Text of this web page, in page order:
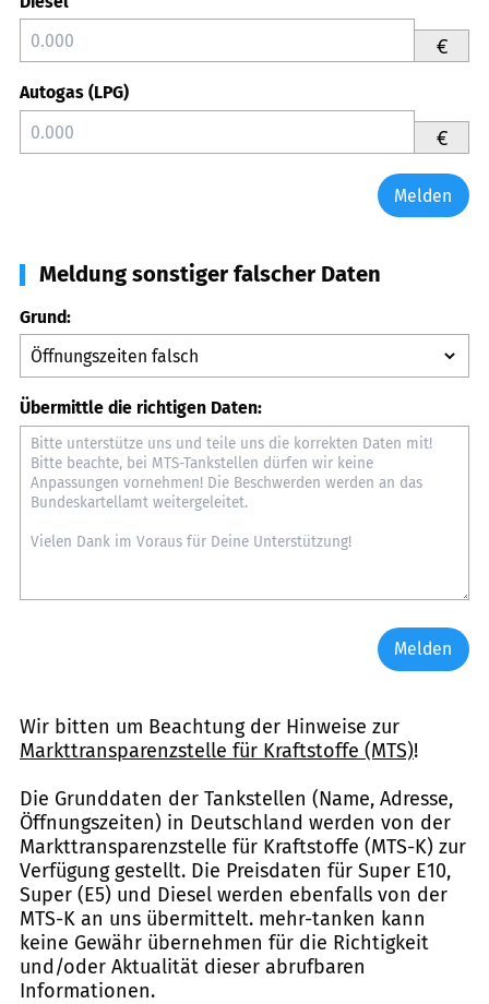
€
Autogas (LPG)
€
Melden
Meldung sonstiger falscher Daten
Grund:
Übermittle die richtigen Daten:
Melden
Wir bitten um Beachtung der Hinweise zur
Markttransparenzstelle für Kraftstoffe (MTS)!
Die Grunddaten der Tankstellen (Name, Adresse,
Öffnungszeiten) in Deutschland werden von der
Markttransparenzstelle für Kraftstoffe (MTS-K) zur
Verfügung gestellt. Die Preisdaten für Super E10,
Super (E5) und Diesel werden ebenfalls von der
MTS-K an uns übermittelt. mehr-tanken kann
keine Gewähr übernehmen für die Richtigkeit
und/oder Aktualität dieser abrufbaren
Informationen.